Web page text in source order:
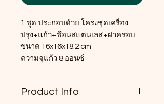
1 ชุด ประกอบด้วย โครงชุดเครื่อง
ปรุง+แก้ว+ช้อนสแตนเลส+ฝาครอบ
ขนาด 16x16x18.2 cm
ความจุแก้ว 8 ออนซ์
Product Info